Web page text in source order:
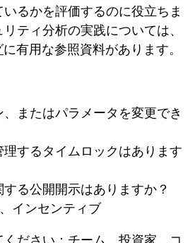
るかを評価するのに役立ちま
ティ分析の実践については、
に有用な参照資料があります。
またはパラメータを変更でき
するタイムロックはあります
る公開開示はありますか？
インセンティブ
ださい：チーム、投資家、コ